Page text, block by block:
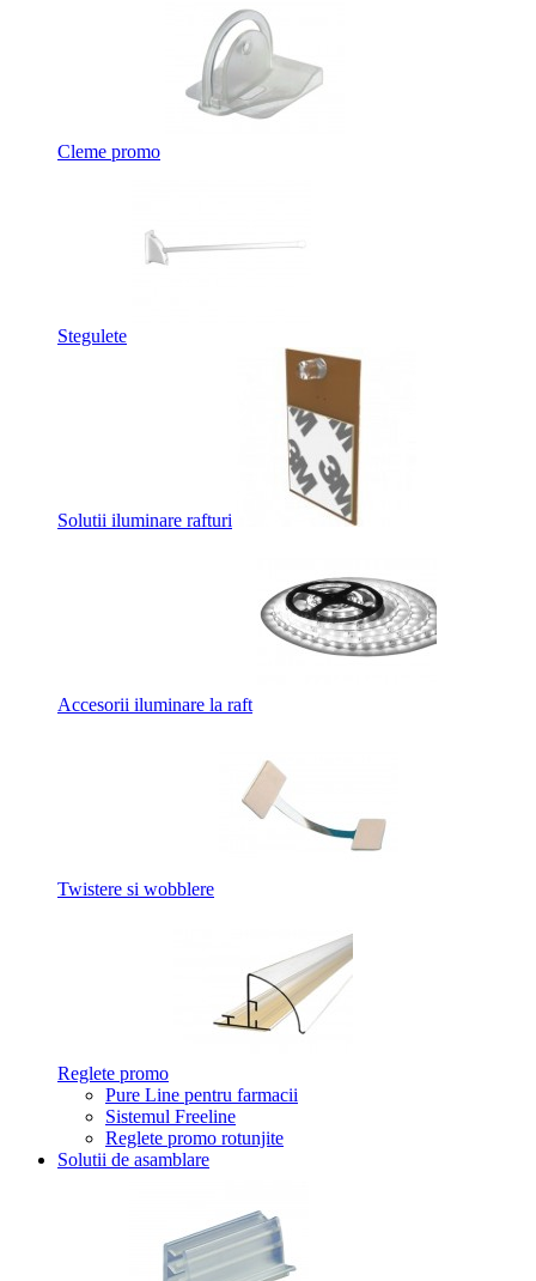
Cleme promo
Stegulete
Solutii iluminare rafturi
Accesorii iluminare la raft
Twistere si wobblere
Reglete promo
Pure Line pentru farmacii
Sistemul Freeline
Reglete promo rotunjite
Solutii de asamblare